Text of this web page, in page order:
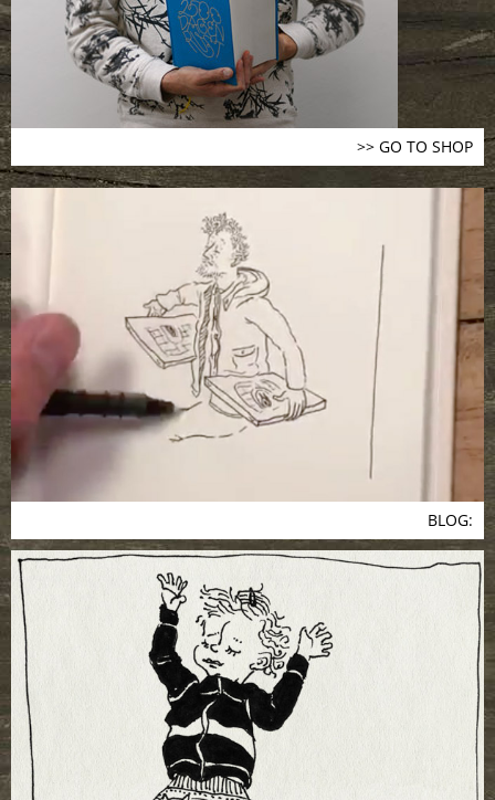
>> GO TO SHOP
BLOG: